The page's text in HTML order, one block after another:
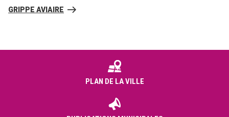
GRIPPE AVIAIRE
PLAN DE LA VILLE